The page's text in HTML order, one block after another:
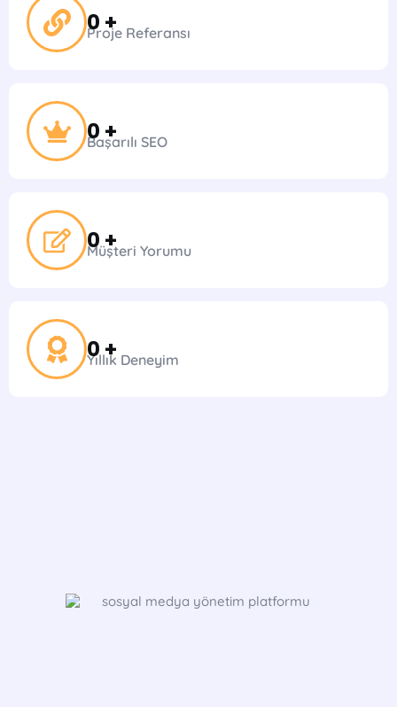
Proje Referansı
0 +
Başarılı SEO
0 +
Müşteri Yorumu
0 +
Yıllık Deneyim
0 +